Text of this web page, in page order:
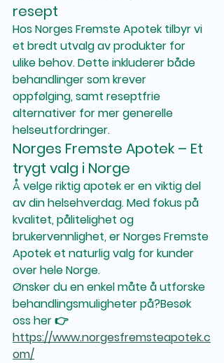
resept
Hos Norges Fremste Apotek tilbyr vi
et bredt utvalg av produkter for
ulike behov. Dette inkluderer både
behandlinger som krever
oppfølging, samt reseptfrie
alternativer for mer generelle
helseutfordringer.
Norges Fremste Apotek – Et
trygt valg i Norge
Å velge riktig apotek er en viktig del
av din helsehverdag. Med fokus på
kvalitet, pålitelighet og
brukervennlighet, er Norges Fremste
Apotek et naturlig valg for kunder
over hele Norge.
Ønsker du en enkel måte å utforske
behandlingsmuligheter på?Besøk
oss her 👉
https://www.norgesfremsteapotek.c
om/